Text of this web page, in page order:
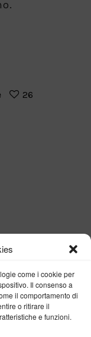
come i cookie per
Il consenso a
il comportamento di
o ritirare il
e funzioni.
26